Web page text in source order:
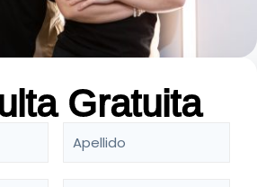
Gratuita